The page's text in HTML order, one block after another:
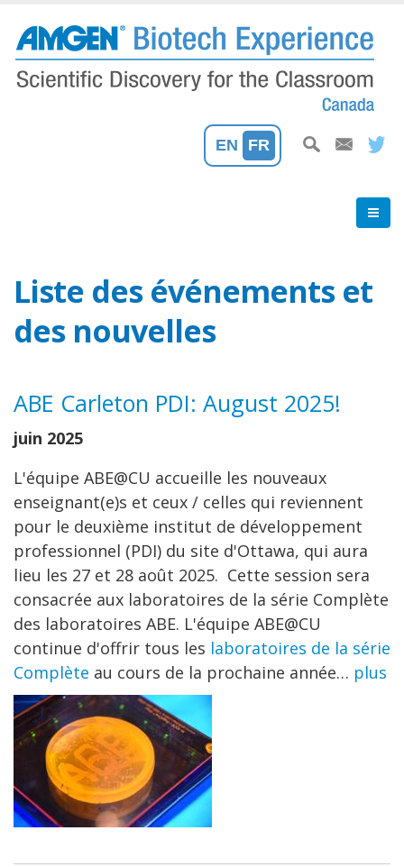
contenu
principal
EN FR
Liste des événements et
des nouvelles
ABE Carleton PDI: August 2025!
juin 2025
L'équipe ABE@CU accueille les nouveaux
enseignant(e)s et ceux / celles qui reviennent
pour le deuxième institut de développement
professionnel (PDI) du site d'Ottawa, qui aura
lieu les 27 et 28 août 2025. Cette session sera
consacrée aux laboratoires de la série Complète
des laboratoires ABE. L'équipe ABE@CU
continue d'offrir tous les laboratoires de la série
Complète au cours de la prochaine année… plus